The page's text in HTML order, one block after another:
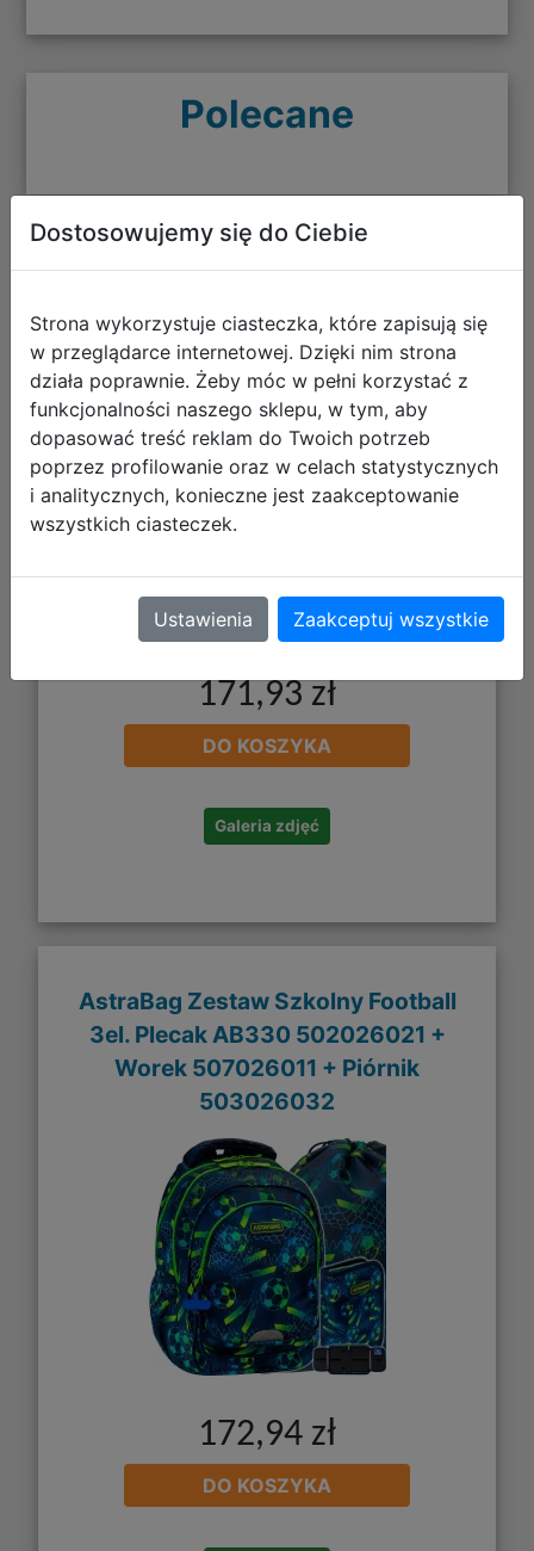
Polecane
Worek 507026010 + Piórnik
503026028
171,93 zł
DO KOSZYKA
Galeria zdjęć
AstraBag Zestaw Szkolny Football
3el. Plecak AB330 502026021 +
Worek 507026011 + Piórnik
503026032
172,94 zł
DO KOSZYKA
Dostosowujemy się do Ciebie
Strona wykorzystuje ciasteczka, które zapisują się
w przeglądarce internetowej. Dzięki nim strona
działa poprawnie. Żeby móc w pełni korzystać z
funkcjonalności naszego sklepu, w tym, aby
dopasować treść reklam do Twoich potrzeb
poprzez profilowanie oraz w celach statystycznych
i analitycznych, konieczne jest zaakceptowanie
wszystkich ciasteczek.
Ustawienia Zaakceptuj wszystkie